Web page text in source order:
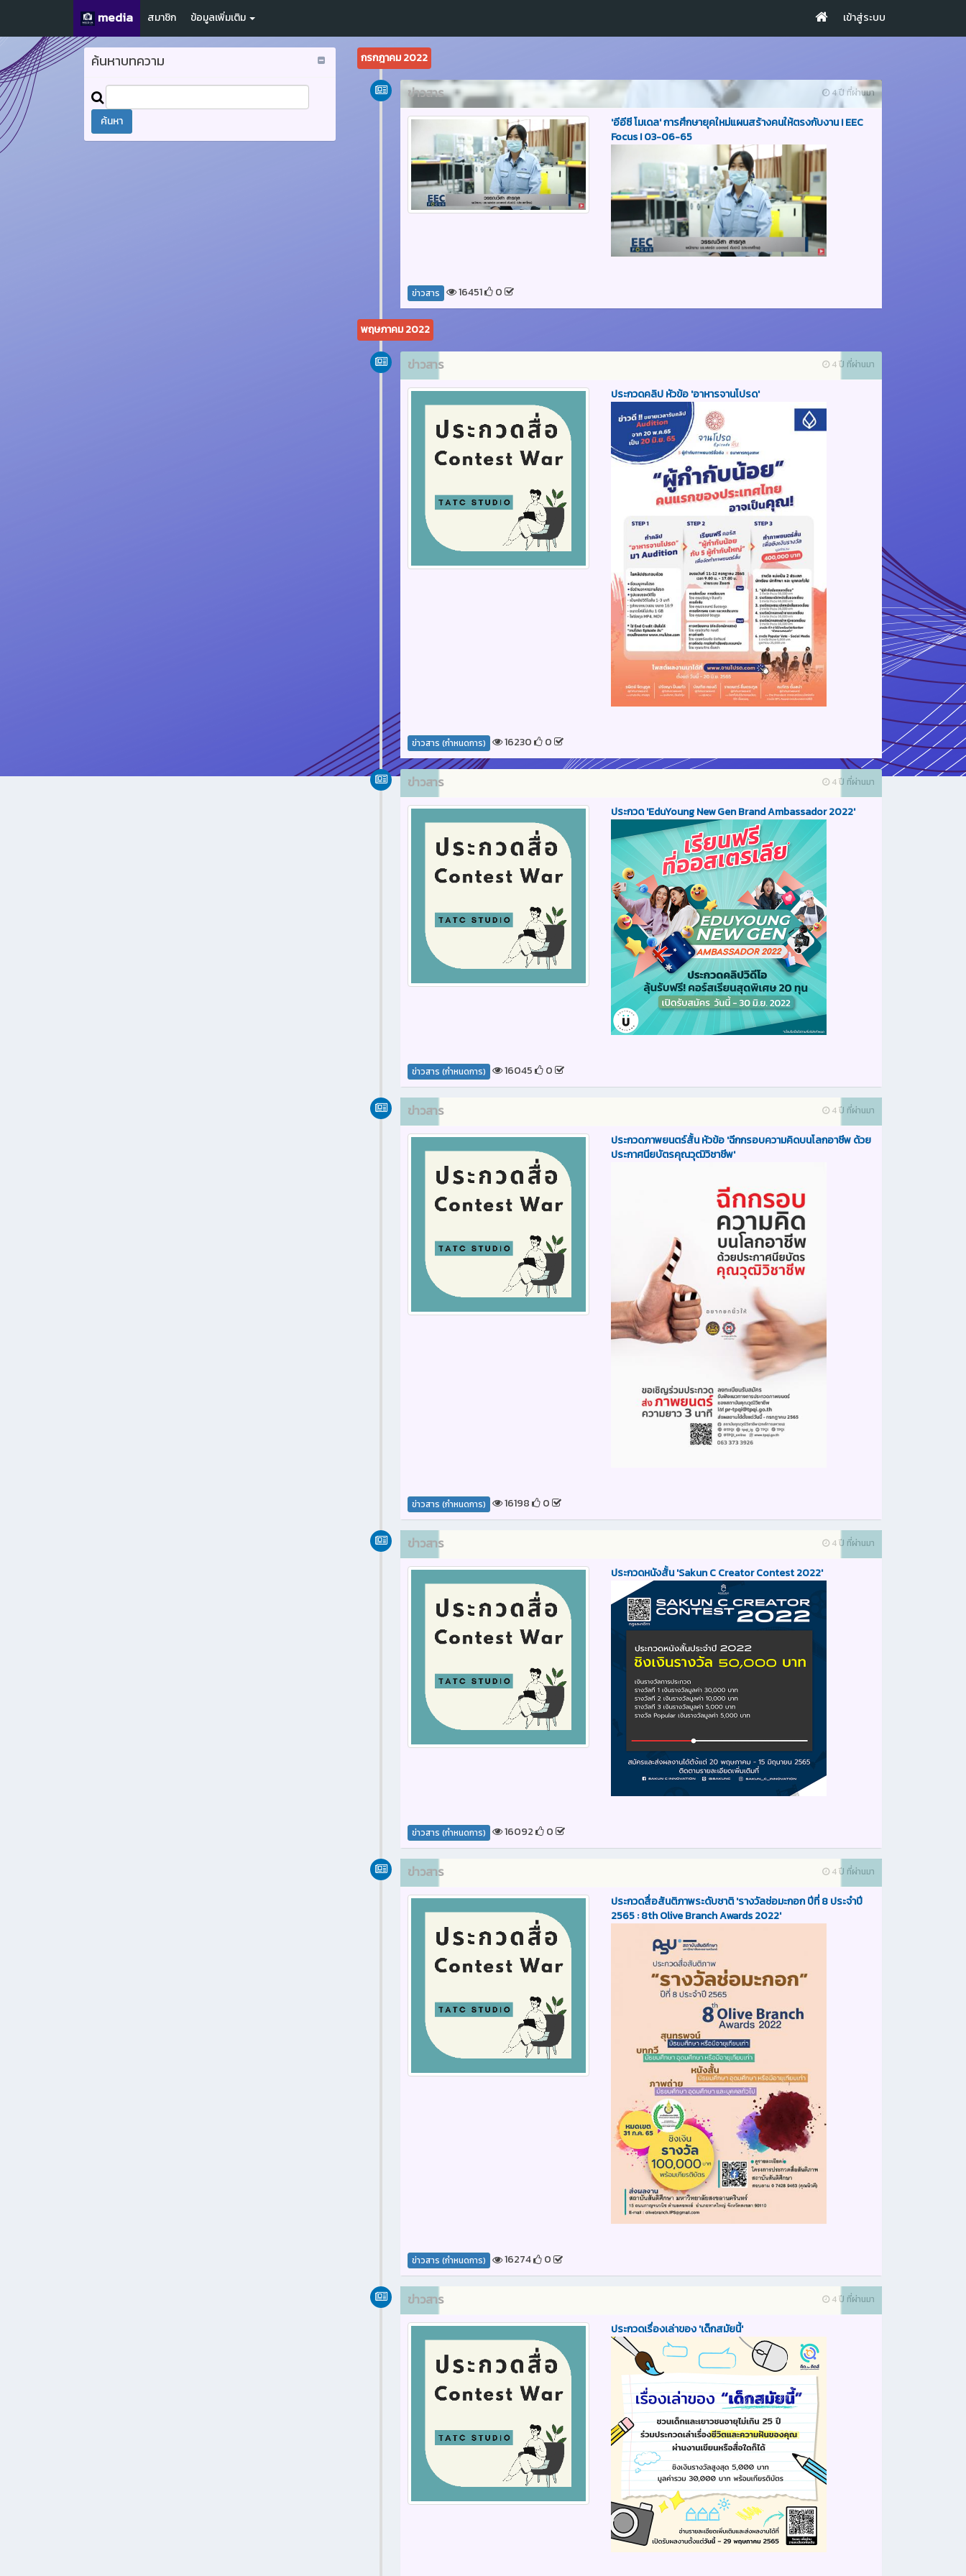
media สมาชิก ข้อมูลเพิ่มเติม เข้าสู่ระบบ
ค้นหาบทความ กรกฎาคม 2022
4 ปี ที่ผ่านมา
ข่าวสาร
'อีอีซี โมเดล' การศึกษายุคใหม่แผนสร้างคนให้ตรงกับงาน I EEC
Focus I 03-06-65
ข่าวสาร 16451 0
พฤษภาคม 2022
4 ปี ที่ผ่านมา
ข่าวสาร
ประกวดคลิป หัวข้อ 'อาหารจานโปรด'
ข่าวสาร (กำหนดการ) 16230 0
4 ปี ที่ผ่านมา
ข่าวสาร
ประกวด 'EduYoung New Gen Brand Ambassador 2022'
ข่าวสาร (กำหนดการ) 16045 0
4 ปี ที่ผ่านมา
ข่าวสาร
ประกวดภาพยนตร์สั้น หัวข้อ 'ฉีกกรอบความคิดบนโลกอาชีพ ด้วย
ประกาศนียบัตรคุณวุฒิวิชาชีพ'
ข่าวสาร (กำหนดการ) 16198 0
4 ปี ที่ผ่านมา
ข่าวสาร
ประกวดหนังสั้น 'Sakun C Creator Contest 2022'
ข่าวสาร (กำหนดการ) 16092 0
4 ปี ที่ผ่านมา
ข่าวสาร
ประกวดสื่อสันติภาพระดับชาติ 'รางวัลช่อมะกอก ปีที่ 8 ประจําปี
2565 : 8th Olive Branch Awards 2022'
ข่าวสาร (กำหนดการ) 16274 0
4 ปี ที่ผ่านมา
ข่าวสาร
ประกวดเรื่องเล่าของ 'เด็กสมัยนี้'